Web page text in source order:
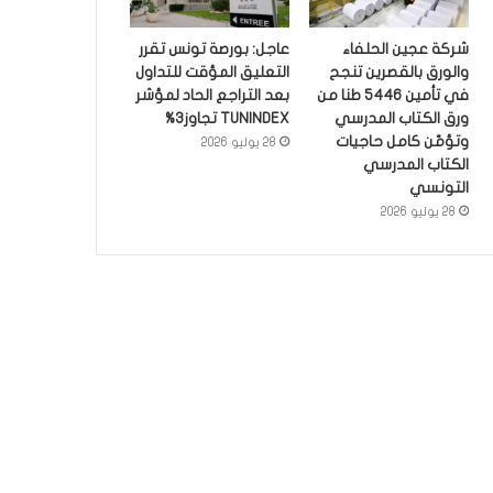
شركة عجين الحلفاء
والورق بالقصرين تنجح
في تأمين 5446 طنا من
ورق الكتاب المدرسي
وتؤمّن كامل حاجيات
الكتاب المدرسي
التونسي
28 يوليو 2026
عاجل: بورصة تونس تقرر
التعليق المؤقت للتداول
بعد التراجع الحاد لمؤشر
TUNINDEX تجاوز3%
28 يوليو 2026